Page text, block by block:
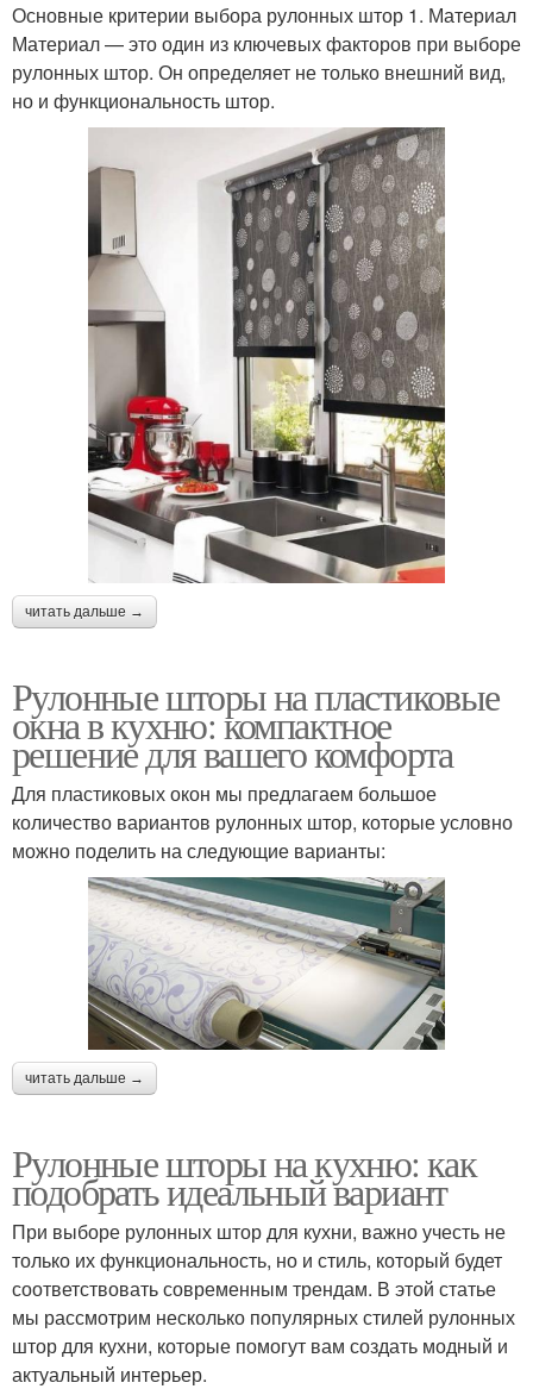
Основные критерии выбора рулонных штор 1. Материал
Материал — это один из ключевых факторов при выборе
рулонных штор. Он определяет не только внешний вид,
но и функциональность штор.
читать дальше →
Рулонные шторы на пластиковые
окна в кухню: компактное
решение для вашего комфорта
Для пластиковых окон мы предлагаем большое
количество вариантов рулонных штор, которые условно
можно поделить на следующие варианты:
читать дальше →
Рулонные шторы на кухню: как
подобрать идеальный вариант
При выборе рулонных штор для кухни, важно учесть не
только их функциональность, но и стиль, который будет
соответствовать современным трендам. В этой статье
мы рассмотрим несколько популярных стилей рулонных
штор для кухни, которые помогут вам создать модный и
актуальный интерьер.